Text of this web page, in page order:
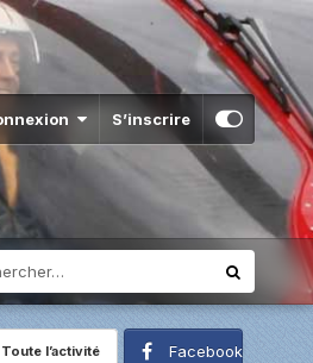
S’inscrire
Toute l’activité Facebook